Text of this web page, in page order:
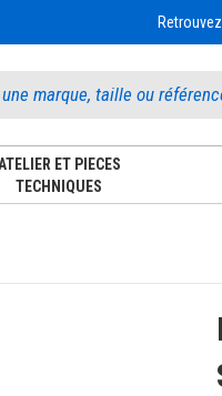
ET PIECES
TECHNIQUES